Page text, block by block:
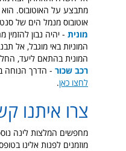
מתבצע על האוטובוס. הוא
אוטובוס מנמל הים של סנטוריני אל
מונית - יהיה נבון
המוניות באי מוגבל, אל
המונית בהתאם ליעד, החל מ-20 יורו
רכב שכור - הדרך הנוחה
לחצו כאן.
צרו איתנו
מחפשים המלצות לינה
מוזמנים לפנות אלינו